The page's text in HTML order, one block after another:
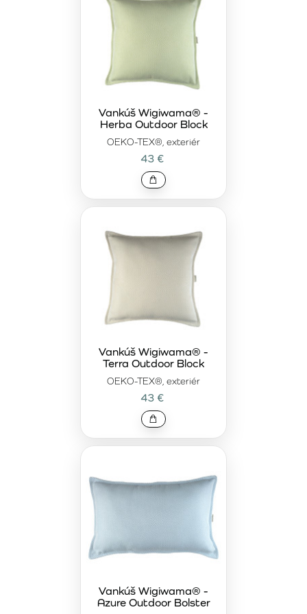
OEKO-TEX®, exteriér
Vankúš Wigiwama® -
Herba Outdoor Block
43 €
OEKO-TEX®, exteriér
Vankúš Wigiwama® -
Terra Outdoor Block
43 €
Vankúš Wigiwama® -
Azure Outdoor Bolster